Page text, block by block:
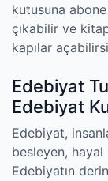
kutusuna
çıkabilir ve
kapılar
Edebiyat
Edebiyat
Edebiyat,
besleyen, hayal
Edebiyatın